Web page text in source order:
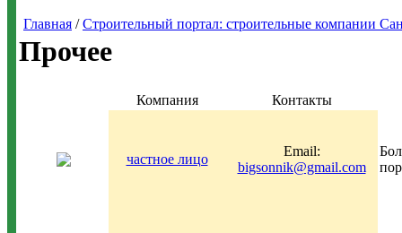
Главная /Строительный портал: строительные компании
Прочее
Компания Контакты
частное лицо
Email:
bigsonnik@gmail.com